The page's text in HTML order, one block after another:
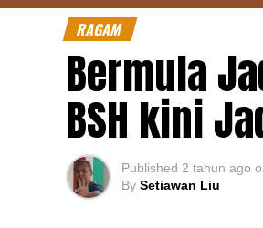
RAGAM
Bermula
BSH kini
Published 2 tahun ago
By Setiawan Liu